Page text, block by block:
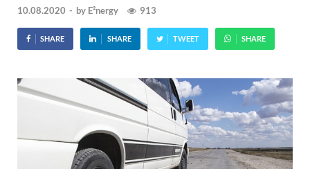
10.08.2020 - by E²nergy 913
SHARE SHARE TWEET SHARE